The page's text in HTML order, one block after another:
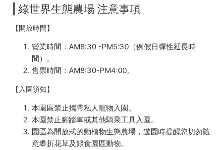
| 綠世界生態農場 注意事項
【開放時間】
營業時間：AM8:30 -PM5:30（例假日彈性延長時
間）。
售票時間：AM8:30-PM4:00。
【入園須知】
本園區禁止攜帶私人寵物入園。
本園禁止腳踏車或其他騎乘工具入園。
園區為開放式的動植物生態農場，遊園時提醒您切勿隨
意攀折花草及餵食園區動物。